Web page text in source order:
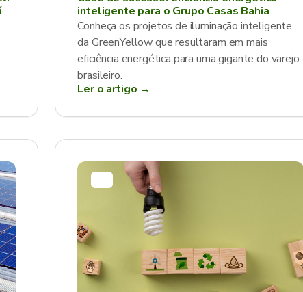
inteligente para o Grupo Casas Bahia
Conheça os projetos de iluminação inteligente
da GreenYellow que resultaram em mais
eficiência energética para uma gigante do varejo
brasileiro.
Ler o artigo →